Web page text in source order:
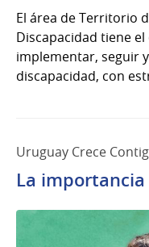
El área de Territorio
Discapacidad tiene
implementar, seguir
discapacidad, con
Uruguay Crece
La